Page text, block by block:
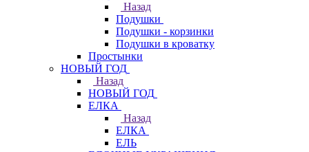
Назад
Подушки
Подушки - корзинки
Подушки в кроватку
Простынки
НОВЫЙ ГОД
Назад
НОВЫЙ ГОД
ЕЛКА
Назад
ЕЛКА
ЕЛЬ